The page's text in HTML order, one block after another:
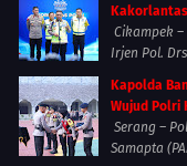
Cikampek
Irjen Pol.
Kapolda
Wujud Polri
Serang –
Samapta